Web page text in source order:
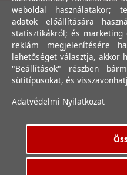
weboldal használatakor;
adatok előállítására
statisztikákról; és
reklám megjelenítésére
lehetőséget választja, akkor
"Beállítások" részben
sütitípusokat, és
Adatvédelmi Nyilatkozat